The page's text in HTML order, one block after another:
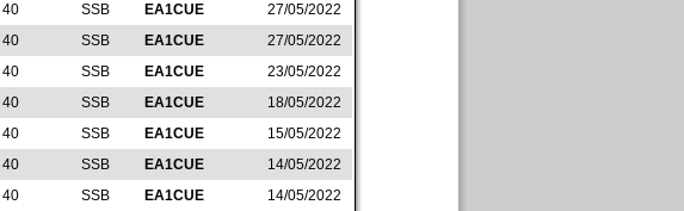
40 SSB EA1CUE
27/05/2022
40 SSB EA1CUE
27/05/2022
40 SSB EA1CUE
23/05/2022
40 SSB EA1CUE
18/05/2022
40 SSB EA1CUE
15/05/2022
40 SSB EA1CUE
14/05/2022
40 SSB EA1CUE
14/05/2022